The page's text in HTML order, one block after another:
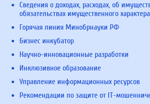
Сведения о доходах, расходах, об
обязательствах имущественного характера
Горячая линия Минобрнауки РФ
Бизнес инкубатор
Научно-инновационные разработки
Инклюзивное образование
Управление информационных ресурсов
Рекомендации по защите от IT-